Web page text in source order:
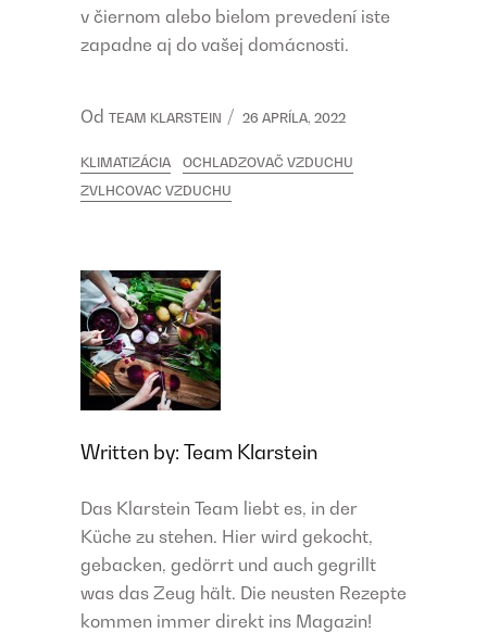
v čiernom alebo bielom prevedení iste
zapadne aj do vašej domácnosti.
Od TEAM KLARSTEIN 26 APRÍLA, 2022
KLIMATIZÁCIA
OCHLADZOVAČ VZDUCHU
ZVLHCOVAC VZDUCHU
Written by: Team Klarstein
Das Klarstein Team liebt es, in der
Küche zu stehen. Hier wird gekocht,
gebacken, gedörrt und auch gegrillt
was das Zeug hält. Die neusten Rezepte
kommen immer direkt ins Magazin!